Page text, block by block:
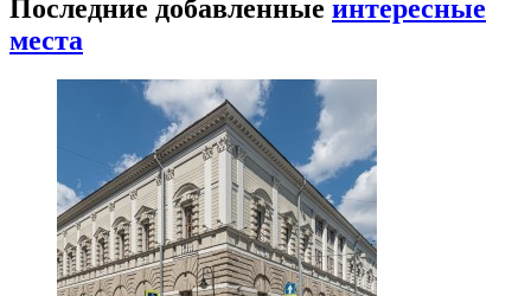
Последние добавленные интересные
места